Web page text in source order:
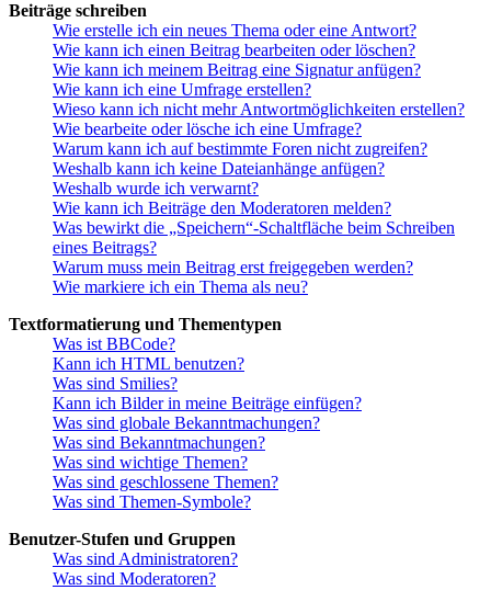
Beiträge schreiben
Wie erstelle ich ein neues Thema oder eine Antwort?
Wie kann ich einen Beitrag bearbeiten oder löschen?
Wie kann ich meinem Beitrag eine Signatur anfügen?
Wie kann ich eine Umfrage erstellen?
Wieso kann ich nicht mehr Antwortmöglichkeiten erstellen?
Wie bearbeite oder lösche ich eine Umfrage?
Warum kann ich auf bestimmte Foren nicht zugreifen?
Weshalb kann ich keine Dateianhänge anfügen?
Weshalb wurde ich verwarnt?
Wie kann ich Beiträge den Moderatoren melden?
Was bewirkt die „Speichern“-Schaltfläche beim Schreiben
eines Beitrags?
Warum muss mein Beitrag erst freigegeben werden?
Wie markiere ich ein Thema als neu?
Textformatierung und Thementypen
Was ist BBCode?
Kann ich HTML benutzen?
Was sind Smilies?
Kann ich Bilder in meine Beiträge einfügen?
Was sind globale Bekanntmachungen?
Was sind Bekanntmachungen?
Was sind wichtige Themen?
Was sind geschlossene Themen?
Was sind Themen-Symbole?
Benutzer-Stufen und Gruppen
Was sind Administratoren?
Was sind Moderatoren?